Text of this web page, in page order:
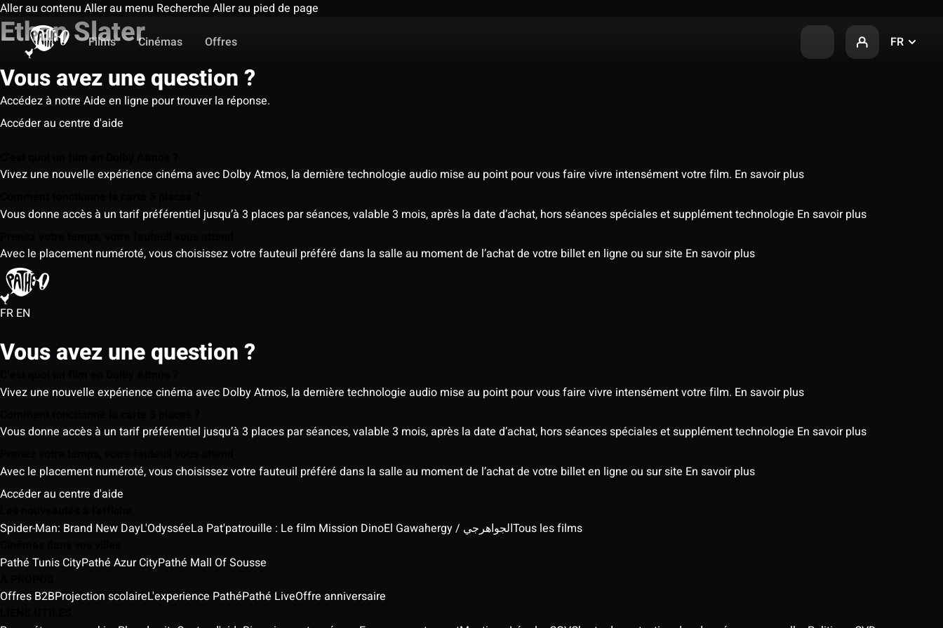
Aller au contenu Aller au menu Recherche Aller au pied de page
Films
Cinémas Offres FR
Ethan Slater
Vous avez une question ?
Accédez à notre Aide en ligne pour trouver la réponse.
Accéder au centre d'aide
Vivez une nouvelle expérience cinéma avec Dolby Atmos, la dernière technologie audio mise au point pour vous faire vivre intensément votre film. En savoir plus
Vous donne accès à un tarif préférentiel jusqu’à 3 places par séances, valable 3 mois, après la date d’achat, hors séances spéciales et supplément technologie En savoir plus
Avec le placement numéroté, vous choisissez votre fauteuil préféré dans la salle au moment de l’achat de votre billet en ligne ou sur site En savoir plus
FR EN
Vous avez une question ?
Vivez une nouvelle expérience cinéma avec Dolby Atmos, la dernière technologie audio mise au point pour vous faire vivre intensément votre film. En savoir plus
Vous donne accès à un tarif préférentiel jusqu’à 3 places par séances, valable 3 mois, après la date d’achat, hors séances spéciales et supplément technologie En savoir plus
Avec le placement numéroté, vous choisissez votre fauteuil préféré dans la salle au moment de l’achat de votre billet en ligne ou sur site En savoir plus
Accéder au centre d'aide
Spider-Man: Brand New DayL'OdysséeLa Pat'patrouille : Le film Mission Dino El Gawahergy / الجواهرجيTous les films
Pathé Tunis CityPathé Azur CityPathé Mall Of Sousse
Offres B2BProjection scolaireL'experience PathéPathé LiveOffre anniversaire